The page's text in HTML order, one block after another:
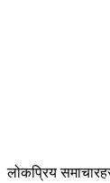
लोकप्रिय